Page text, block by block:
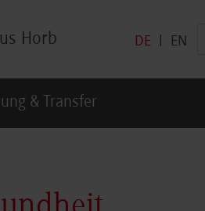
Horb DE EN
& Transfer